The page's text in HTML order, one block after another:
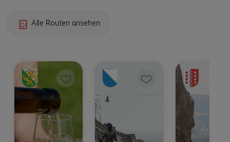
Alle Routen ansehen